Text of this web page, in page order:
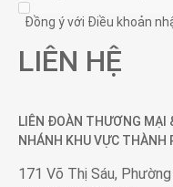
Đồng ý với Điều khoản
LIÊN HỆ
LIÊN ĐOÀN THƯƠNG MẠI
NHÁNH KHU VỰC THÀNH
171 Võ Thị Sáu,